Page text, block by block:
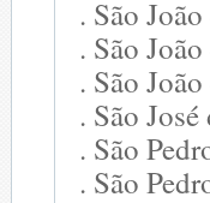
. São
. São
. São
. São
. São
. São